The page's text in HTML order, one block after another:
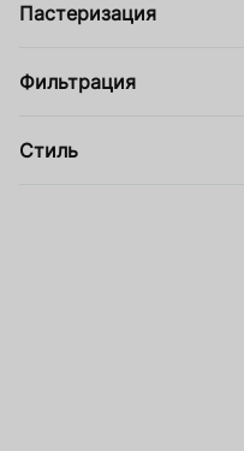
Пастеризация
Фильтрация
Стиль